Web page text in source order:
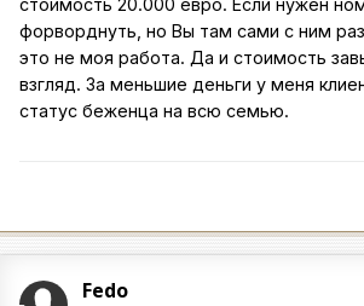
стоимость 20.000 евро. Если нужен
форворднуть, но Вы там сами с ним
это не моя работа. Да и стоимость
взгляд. За меньшие деньги у меня
статус беженца на всю семью.
Fedo